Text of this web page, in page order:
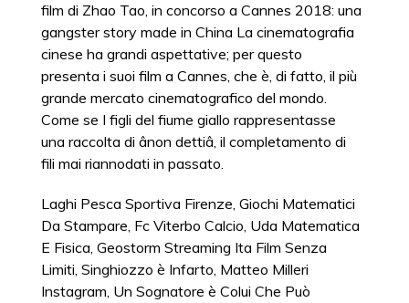
film di Zhao Tao, in concorso a Cannes 2018: una
gangster story made in China La cinematografia
cinese ha grandi aspettative; per questo
presenta i suoi film a Cannes, che è, di fatto, il più
grande mercato cinematografico del mondo.
Come se I figli del fiume giallo rappresentasse
una raccolta di ânon dettiâ, il completamento di
fili mai riannodati in passato.
Laghi Pesca Sportiva Firenze, Giochi Matematici
Da Stampare, Fc Viterbo Calcio, Uda Matematica
E Fisica, Geostorm Streaming Ita Film Senza
Limiti, Singhiozzo è Infarto, Matteo Milleri
Instagram, Un Sognatore è Colui Che Può